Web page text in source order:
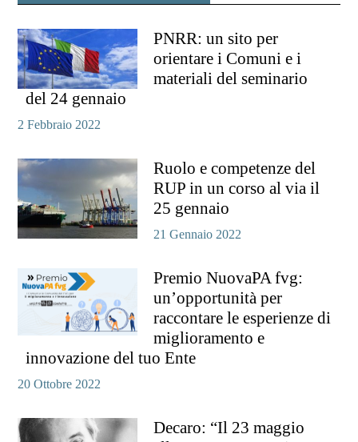
PNRR: un sito per
orientare i Comuni e i
materiali del seminario
del 24 gennaio
2 Febbraio 2022
Ruolo e competenze del
RUP in un corso al via il
25 gennaio
21 Gennaio 2022
Premio NuovaPA fvg:
un’opportunità per
raccontare le esperienze di
miglioramento e
innovazione del tuo Ente
20 Ottobre 2022
Decaro: “Il 23 maggio